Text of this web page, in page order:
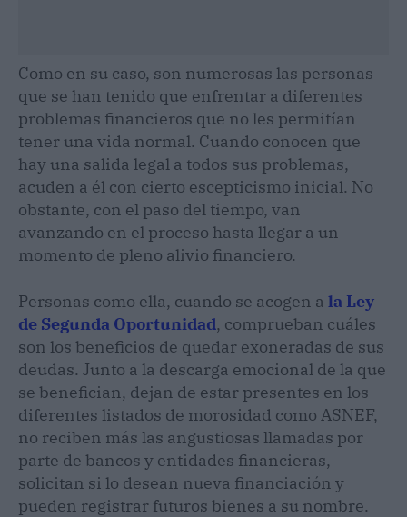
Como en su caso, son numerosas las personas
que se han tenido que enfrentar a diferentes
problemas financieros que no les permitían
tener una vida normal. Cuando conocen que
hay una salida legal a todos sus problemas,
acuden a él con cierto escepticismo inicial. No
obstante, con el paso del tiempo, van
avanzando en el proceso hasta llegar a un
momento de pleno alivio financiero.
Personas como ella, cuando se acogen a la Ley
de Segunda Oportunidad, comprueban cuáles
son los beneficios de quedar exoneradas de sus
deudas. Junto a la descarga emocional de la que
se benefician, dejan de estar presentes en los
diferentes listados de morosidad como ASNEF,
no reciben más las angustiosas llamadas por
parte de bancos y entidades financieras,
solicitan si lo desean nueva financiación y
pueden registrar futuros bienes a su nombre.